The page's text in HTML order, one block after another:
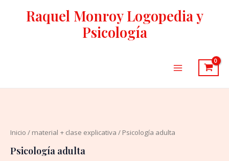
Raquel Monroy Logopedia y
Psicología
Menu
Inicio / material + clase explicativa / Psicología adulta
Psicología adulta